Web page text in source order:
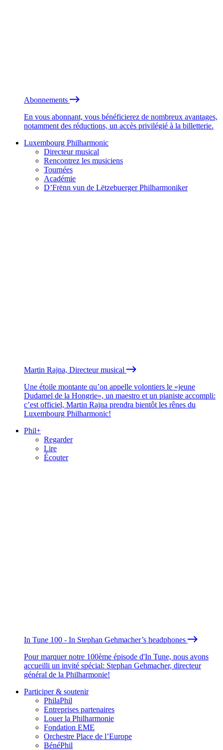
Abonnements
En vous abonnant, vous bénéficierez de nombreux avantages,
notamment des réductions, un accès privilégié à la billetterie.
Luxembourg Philharmonic
Directeur musical
Rencontrez les musiciens
Tournées
Académie
D’Frënn vun de Lëtzebuerger Philharmoniker
Martin Rajna, Directeur musical
Une étoile montante qu’on appelle volontiers le «jeune
Dudamel de la Hongrie», un maestro et un pianiste accompli:
c’est officiel, Martin Rajna prendra bientôt les rênes du
Luxembourg Philharmonic!
Phil+
Regarder
Lire
Écouter
In Tune 100 - In Stephan Gehmacher’s headphones
Pour marquer notre 100ème épisode d'In Tune, nous avons
accueilli un invité spécial: Stephan Gehmacher, directeur
général de la Philharmonie!
Participer & soutenir
PhilaPhil
Entreprises partenaires
Louer la Philharmonie
Fondation EME
Orchestre Place de l’Europe
BénéPhil